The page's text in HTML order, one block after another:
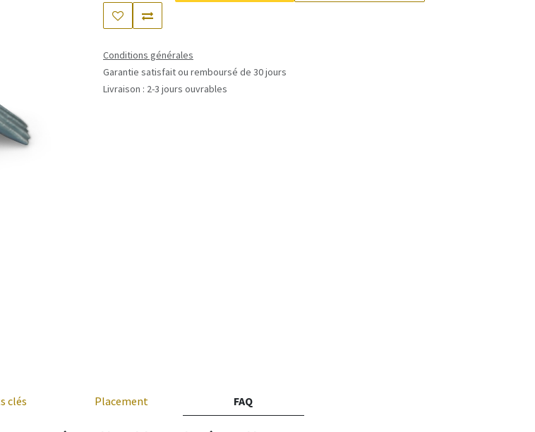
Conditions générales
Garantie satisfait ou remboursé de 30 jours
Livraison : 2-3 jours ouvrables
clés Placement FAQ